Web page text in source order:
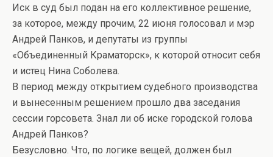
Иск в суд был подан на его коллективное решение,
за которое, между прочим, 22 июня голосовал и мэр
Андрей Панков, и депутаты из группы
«Объединенный Краматорск», к которой относит себя
и истец Нина Соболева.
В период между открытием судебного производства
и вынесенным решением прошло два заседания
сессии горсовета. Знал ли об иске городской голова
Андрей Панков?
Безусловно. Что, по логике вещей, должен был